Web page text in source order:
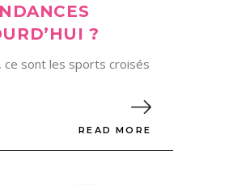
?
ce sont les sports croisés
READ MORE